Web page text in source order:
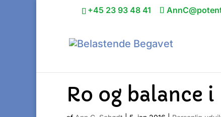
+45 23 93 48 41
Ro og balance